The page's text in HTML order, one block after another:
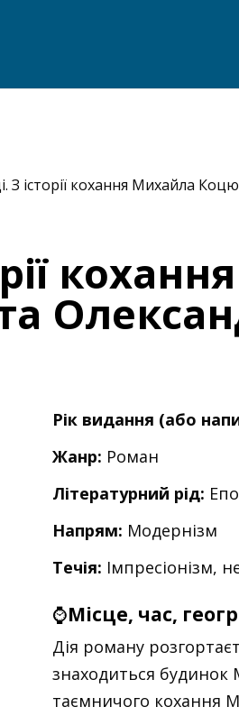
З історії кохання Михайла
Рік видання (або
Жанр: Роман
Літературний рід:
Напрям: Модернізм
Течія: Імпресіонізм,
⌚Місце, час,
Дія роману
знаходиться будинок
таємничого кохання